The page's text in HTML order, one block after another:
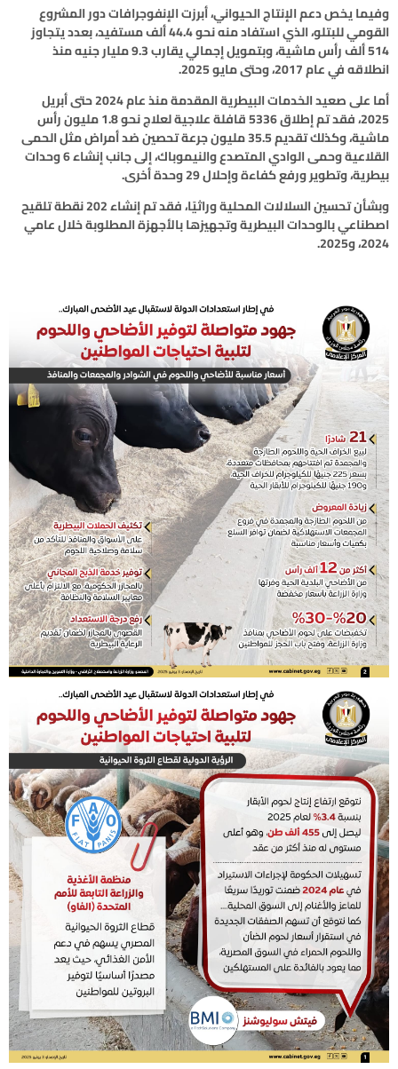
وفيما يخص دعم الإنتاج الحيواني، أبرزت الإنفوجرافات دور المشروع
القومي للبتلو، الذي استفاد منه نحو 44.4 ألف مستفيد، بعدد يتجاوز
514 ألف رأس ماشية، وبتمويل إجمالي يقارب 9.3 مليار جنيه منذ
انطلاقه في عام 2017، وحتى مايو 2025.
أما على صعيد الخدمات البيطرية المقدمة منذ عام 2024 حتى أبريل
2025، فقد تم إطلاق 5336 قافلة علاجية لعلاج نحو 1.8 مليون رأس
ماشية، وكذلك تقديم 35.5 مليون جرعة تحصين ضد أمراض مثل الحمى
القلاعية وحمى الوادي المتصدع والنيموباك، إلى جانب إنشاء 6 وحدات
بيطرية، وتطوير ورفع كفاءة وإحلال 29 وحدة أخرى.
وبشأن تحسين السلالات المحلية وراثيًا، فقد تم إنشاء 202 نقطة تلقيح
اصطناعي بالوحدات البيطرية وتجهيزها بالأجهزة المطلوبة خلال عامي
2024، و2025.